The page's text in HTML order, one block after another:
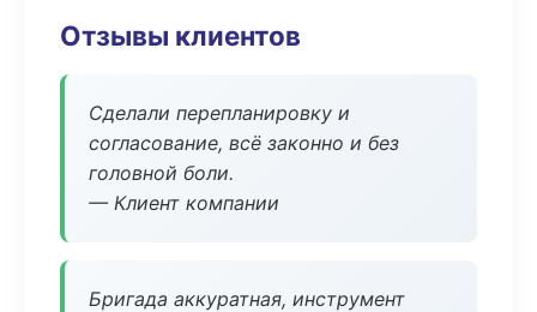
Отзывы клиентов
Сделали перепланировку и
согласование, всё законно и без
головной боли.
— Клиент компании
Бригада аккуратная, инструмент